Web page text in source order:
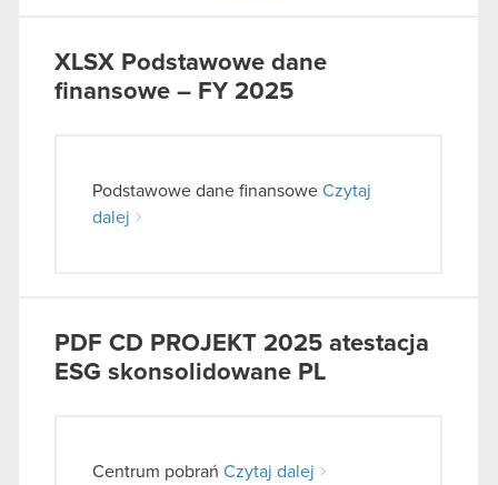
XLSX Podstawowe dane
finansowe – FY 2025
Podstawowe dane finansowe Czytaj
dalej
PDF CD PROJEKT 2025 atestacja
ESG skonsolidowane PL
Centrum pobrań Czytaj dalej